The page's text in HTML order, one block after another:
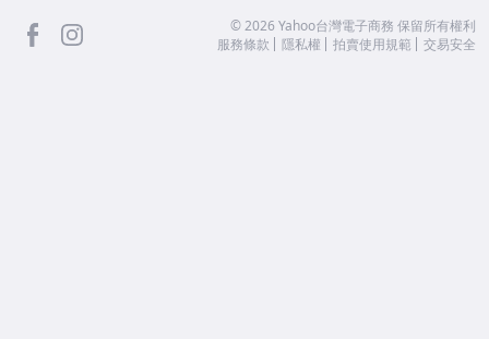
facebook ©2026 Yahoo台灣電子商務 保留所有權利
服務條款
隱私權 拍賣使用規範 交易安全